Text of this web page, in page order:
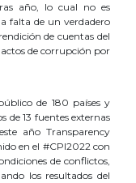
año, lo cual no es
falta de un verdadero
de cuentas del
de corrupción por
de 180 países y
13 fuentes externas
año Transparency
en el #CPI2022 con
de conflictos,
los resultados del